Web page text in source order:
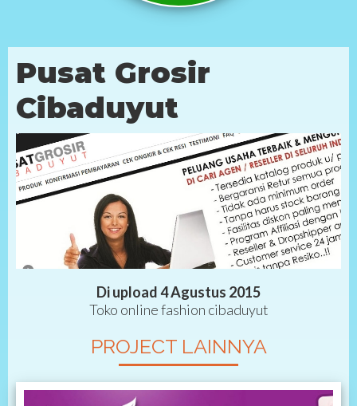
Pusat Grosir
Cibaduyut
Di upload 4 Agustus 2015
Toko online fashion cibaduyut
PROJECT LAINNYA